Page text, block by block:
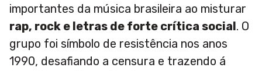
importantes da música brasileira ao misturar
rap, rock e letras de forte crítica social. O
grupo foi símbolo de resistência nos anos
1990, desafiando a censura e trazendo á